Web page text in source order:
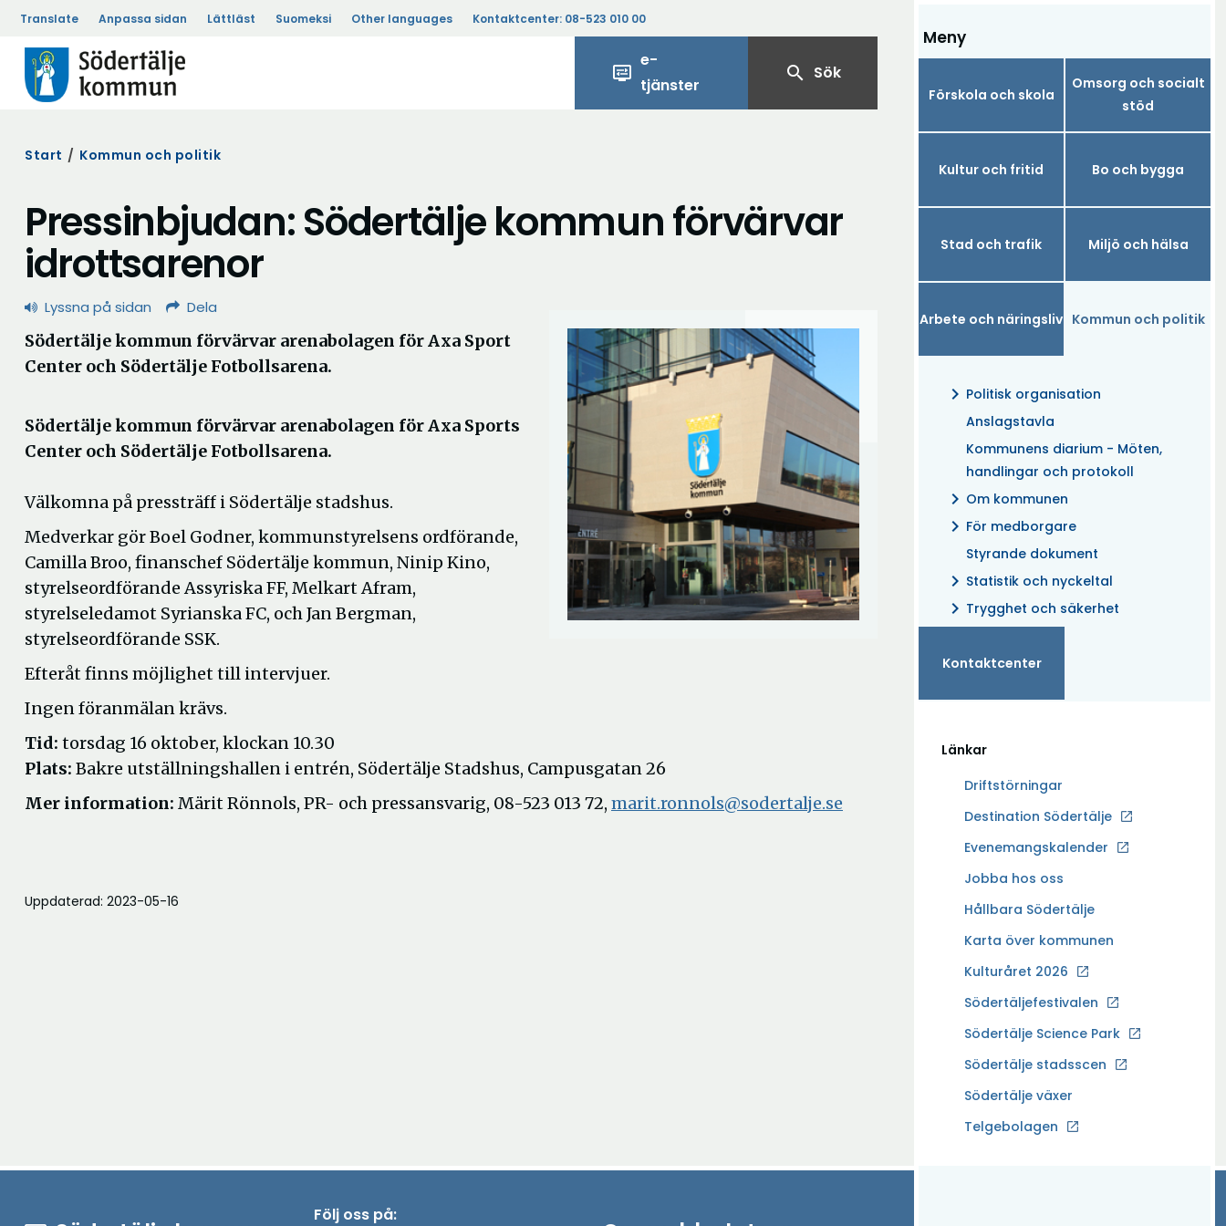
Translate Anpassa sidan Lättläst Suomeksi Other languages Kontaktcenter: 08-523 010 00
display_settings
e-
tjänster
search Sök
Meny
Förskola och skola
Omsorg och socialt
stöd
Kultur och fritid Bo och bygga
Stad och trafik Miljö och hälsa
Arbete och näringsliv Kommun och politik
chevron_right Politisk organisation
Anslagstavla
Kommunens diarium - Möten,
handlingar och protokoll
chevron_right Om kommunen
chevron_right För medborgare
Styrande dokument
chevron_right Statistik och nyckeltal
chevron_right Trygghet och säkerhet
Kontaktcenter
Länkar
Driftstörningar
Destination Södertälje
Ö
p
n
a
y
t
f
ö
n
t
Evenemangskalender
Jobba hos oss
Ö
p
n
a
y
t
f
ö
Hållbara Södertälje
Karta över kommunen
Kulturåret 2026
Södertäljefestivalen
Södertälje Science Park
Ö
p
n
a
Södertälje stadsscen
Södertälje växer
Telgebolagen
Ö
Start / Kommun och politik
Pressinbjudan: Södertälje kommun förvärvar
idrottsarenor
Lyssna på sidan Dela
Södertälje kommun förvärvar arenabolagen för Axa Sport
Center och Södertälje Fotbollsarena.
Södertälje kommun förvärvar arenabolagen för Axa Sports
Center och Södertälje Fotbollsarena.
Välkomna på pressträff i Södertälje stadshus.
Medverkar gör Boel Godner, kommunstyrelsens ordförande,
Camilla Broo, finanschef Södertälje kommun, Ninip Kino,
styrelseordförande Assyriska FF, Melkart Afram,
styrelseledamot Syrianska FC, och Jan Bergman,
styrelseordförande SSK.
Efteråt finns möjlighet till intervjuer.
Ingen föranmälan krävs.
Tid: torsdag 16 oktober, klockan 10.30
Plats: Bakre utställningshallen i entrén, Södertälje Stadshus, Campusgatan 26
Mer information: Märit Rönnols, PR- och pressansvarig, 08-523 013 72, marit.ronnols@sodertalje.se
Uppdaterad: 2023-05-16
Följ oss på: